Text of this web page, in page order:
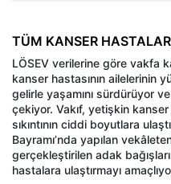
TÜM KANSER
LÖSEV verilerine göre vakfa
kanser hastasının ailelerinin
gelirle yaşamını sürdürüyor
çekiyor. Vakıf, yetişkin
sıkıntının ciddi boyutlara
Bayramı’nda yapılan
gerçekleştirilen adak
hastalara ulaştırmayı